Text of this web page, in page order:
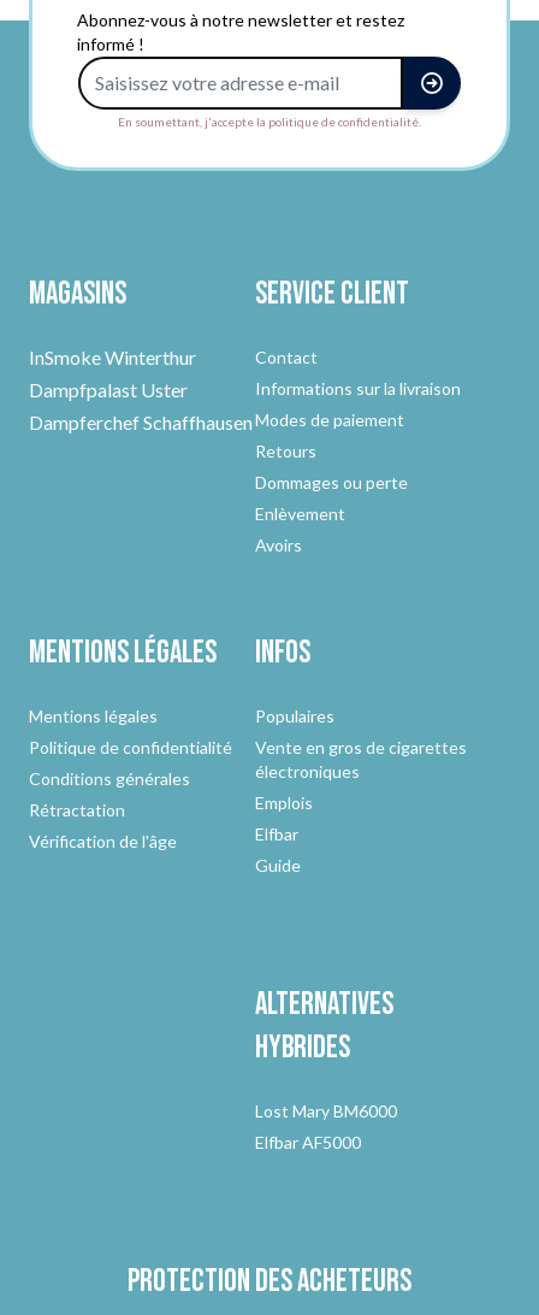
Abonnez-vous à notre newsletter et restez
informé !
En soumettant, j'accepte la politique de confidentialité.
Magasins
InSmoke Winterthur
Dampfpalast Uster
Dampferchef Schaffhausen
Service client
Contact
Informations sur la livraison
Modes de paiement
Retours
Dommages ou perte
Enlèvement
Avoirs
Mentions légales
Mentions légales
Politique de confidentialité
Conditions générales
Rétractation
Vérification de l'âge
Infos
Populaires
Vente en gros de cigarettes
électroniques
Emplois
Elfbar
Guide
Alternatives
hybrides
Lost Mary BM6000
Elfbar AF5000
Protection des acheteurs